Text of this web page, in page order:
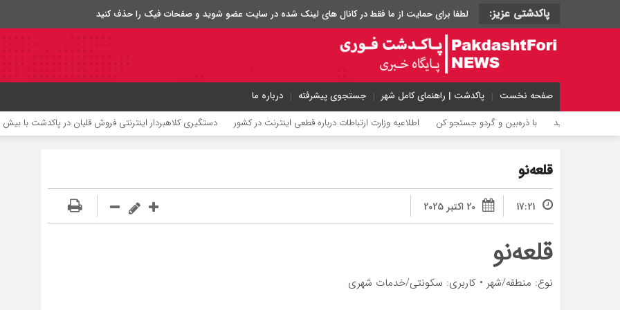
پاکدشتی عزیز: لطفا برای حمایت از ما فقط در کانال های لینک شده در سایت عضو شوید و صفحات فیک را حذف کنید
صفحه نخست پاکدشت | راهنمای کامل شهر جستجوی پیشرفته درباره ما
با ذره‌بین و گردو جستجو کن اطلاعیه وزارت ارتباطات درباره قطعی اینترنت در کشور دستگیری کلاهبردار اینترنتی فروش قلیان در پاکدشت با بیش از ۲۰۰ شاکی
قلعه‌نو
17:21 20 اکتبر 2025
قلعه‌نو
نوع: منطقه/شهر • کاربری: سکونتی/خدمات شهری